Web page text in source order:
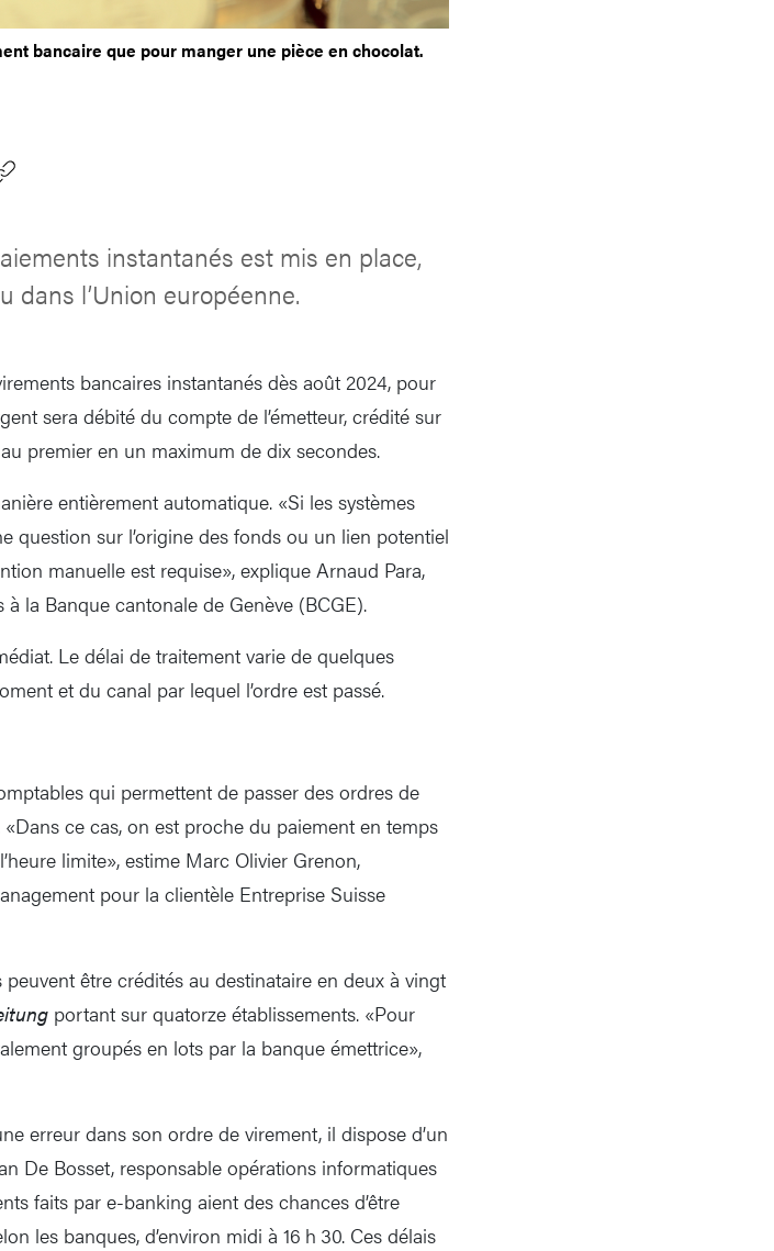
bancaire que pour manger une pièce en chocolat.
instantanés est mis en place,
dans l’Union européenne.
bancaires instantanés dès août 2024, pour
sera débité du compte de l’émetteur, crédité sur
premier en un maximum de dix secondes.
entièrement automatique. «Si les systèmes
question sur l’origine des fonds ou un lien potentiel
manuelle est requise», explique Arnaud Para,
la Banque cantonale de Genève (BCGE).
Le délai de traitement varie de quelques
et du canal par lequel l’ordre est passé.
qui permettent de passer des ordres de
ce cas, on est proche du paiement en temps
limite», estime Marc Olivier Grenon,
pour la clientèle Entreprise Suisse
être crédités au destinataire en deux à vingt
portant sur quatorze établissements. «Pour
groupés en lots par la banque émettrice»,
erreur dans son ordre de virement, il dispose d’un
De Bosset, responsable opérations informatiques
faits par e-banking aient des chances d’être
les banques, d’environ midi à 16 h 30. Ces délais